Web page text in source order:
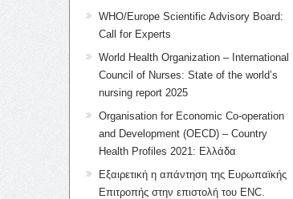
WHO/Europe Scientific Advisory Board:
Call for Experts
World Health Organization – International
Council of Nurses: State of the world’s
nursing report 2025
Organisation for Economic Co-operation
and Development (OECD) – Country
Health Profiles 2021: Ελλάδα
Εξαιρετική η απάντηση της Ευρωπαϊκής
Επιτροπής στην επιστολή του ENC.